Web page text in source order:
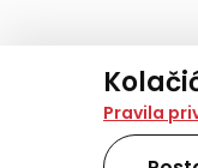
Na našoj
također
Pravila